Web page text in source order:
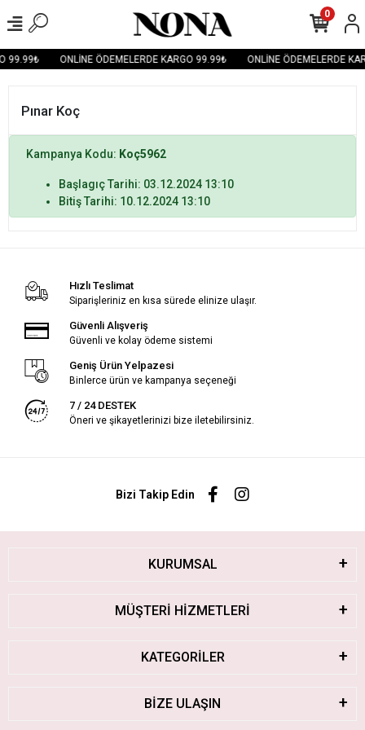
99.99₺ ONLİNE ÖDEMELERDE KARGO 99.99₺ ONLİNE ÖDEMELERDE
0
Pınar Koç
Kampanya Kodu: Koç5962
Başlagıç Tarihi: 03.12.2024 13:10
Bitiş Tarihi: 10.12.2024 13:10
Hızlı Teslimat
Siparişleriniz en kısa sürede elinize ulaşır.
Güvenli Alışveriş
Güvenli ve kolay ödeme sistemi
Geniş Ürün Yelpazesi
Binlerce ürün ve kampanya seçeneği
7 / 24 DESTEK
Öneri ve şikayetlerinizi bize iletebilirsiniz.
Bizi Takip Edin
KURUMSAL
MÜŞTERİ HİZMETLERİ
KATEGORİLER
BİZE ULAŞIN